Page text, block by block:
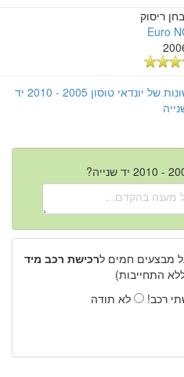
ריסוק
Euro
קרא עוד על מערכות הבטיחות השונות של יונדאי טוסון 2005 - 2010 יד
מבצעים חמים לרכישת רכב מיד
התחייבות)
רכב!
לא תודה